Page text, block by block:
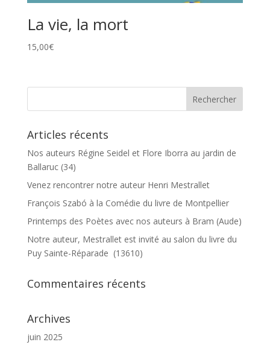
La vie, la mort
15,00€
Articles récents
Nos auteurs Régine Seidel et Flore Iborra au jardin de
Ballaruc (34)
Venez rencontrer notre auteur Henri Mestrallet
François Szabó à la Comédie du livre de Montpellier
Printemps des Poètes avec nos auteurs à Bram (Aude)
Notre auteur, Mestrallet est invité au salon du livre du
Puy Sainte-Réparade (13610)
Commentaires récents
Archives
juin 2025